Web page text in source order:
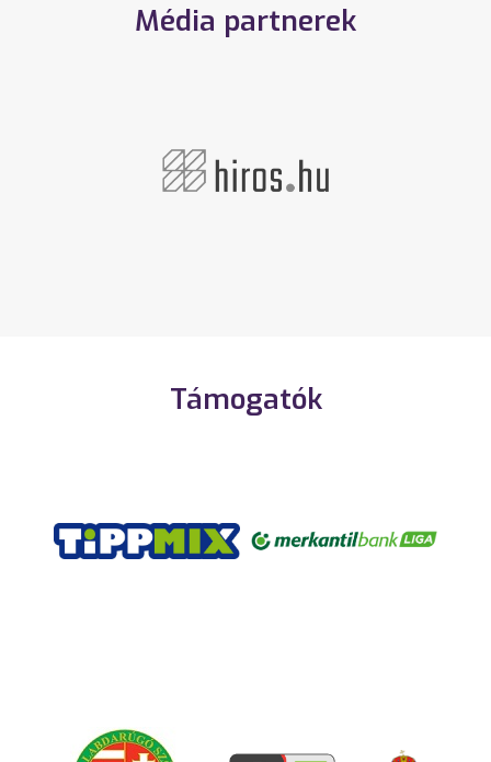
Média partnerek
Támogatók